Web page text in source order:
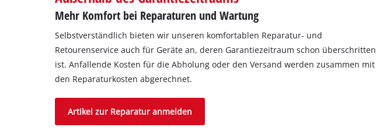
Mehr Komfort bei Reparaturen und Wartung
Selbstverständlich bieten wir unseren komfortablen Reparatur‐ und
Retourenservice auch für Geräte an, deren Garantiezeitraum schon überschritten
ist. Anfallende Kosten für die Abholung oder den Versand werden zusammen mit
den Reparaturkosten abgerechnet.
Artikel zur Reparatur anmelden